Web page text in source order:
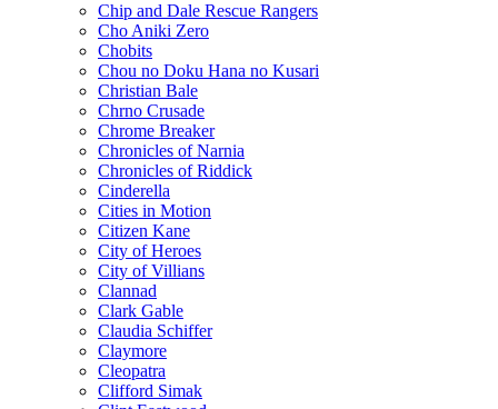
Chip and Dale Rescue Rangers
Cho Aniki Zero
Chobits
Chou no Doku Hana no Kusari
Christian Bale
Chrno Crusade
Chrome Breaker
Chronicles of Narnia
Chronicles of Riddick
Cinderella
Cities in Motion
Citizen Kane
City of Heroes
City of Villians
Clannad
Clark Gable
Claudia Schiffer
Claymore
Cleopatra
Clifford Simak